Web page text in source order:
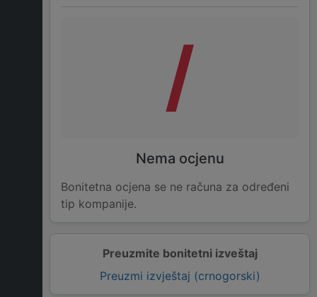
Preuzmite bonitetni izveštaj
Preuzmi izvještaj (crnogorski)
/
Nema ocjenu
Bonitetna ocjena se ne računa za određeni
tip kompanije.